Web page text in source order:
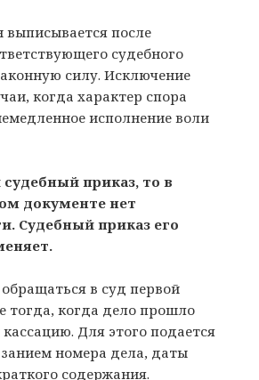
выписывается после
судебного
силу. Исключение
когда характер спора
исполнение воли
судебный приказ, то в
документе нет
Судебный приказ его
в суд первой
тогда, когда дело прошло
Для этого подается
номера дела, даты
содержания.